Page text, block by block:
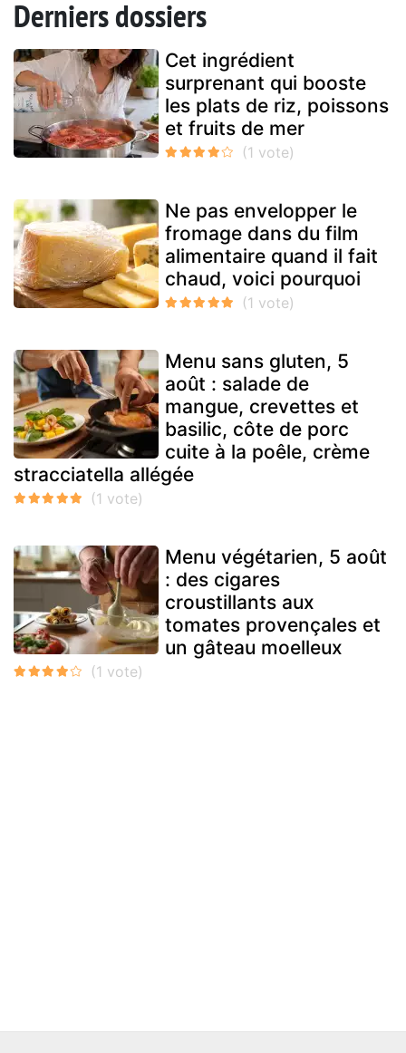
Derniers dossiers
Cet ingrédient
surprenant qui booste
les plats de riz, poissons
et fruits de mer
Ne pas envelopper le
fromage dans du film
alimentaire quand il fait
chaud, voici pourquoi
Menu sans gluten, 5
août : salade de
mangue, crevettes et
basilic, côte de porc
cuite à la poêle, crème
stracciatella allégée
Menu végétarien, 5 août
: des cigares
croustillants aux
tomates provençales et
un gâteau moelleux